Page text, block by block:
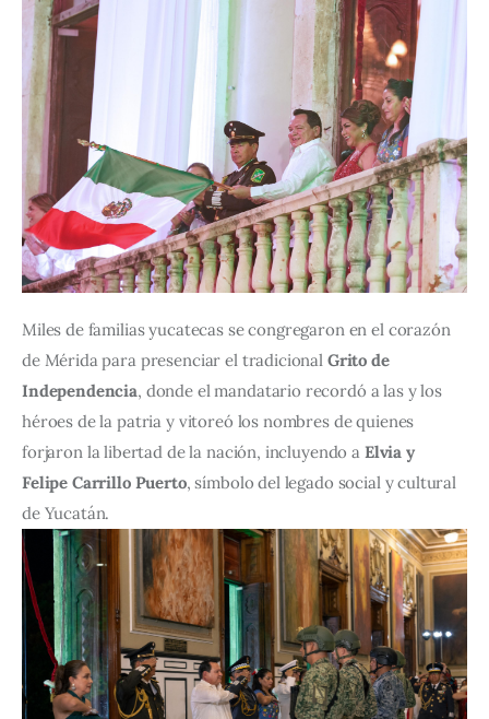
Miles de familias yucatecas se congregaron en el corazón
de Mérida para presenciar el tradicional Grito de
Independencia, donde el mandatario recordó a las y los
héroes de la patria y vitoreó los nombres de quienes
forjaron la libertad de la nación, incluyendo a Elvia y
Felipe Carrillo Puerto, símbolo del legado social y cultural
de Yucatán.